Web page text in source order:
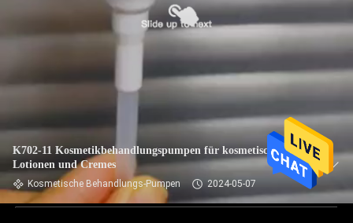
K702-11 Kosmetikbehandlungspumpen für kosmetische
Lotionen und Cremes
Kosmetische Behandlungs-Pumpen 2024-05-07